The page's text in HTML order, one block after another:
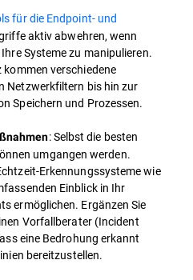
für die Endpoint- und
aktiv abwehren, wenn
Systeme zu manipulieren.
verschiedene
Netzwerkfiltern bis hin zur
Speichern und Prozessen.
: Selbst die besten
umgangen werden.
Erkennungssysteme wie
Einblick in Ihr
ermöglichen. Ergänzen Sie
Vorfallberater (Incident
eine Bedrohung erkannt
bereitzustellen.